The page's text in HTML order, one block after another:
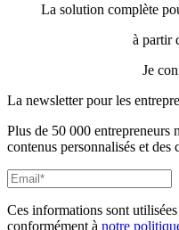
La solution complète
à partir
Je
La newsletter pour les
Plus de 50 000 entrepreneurs
contenus personnalisés et des
Ces informations sont
conformément à notre